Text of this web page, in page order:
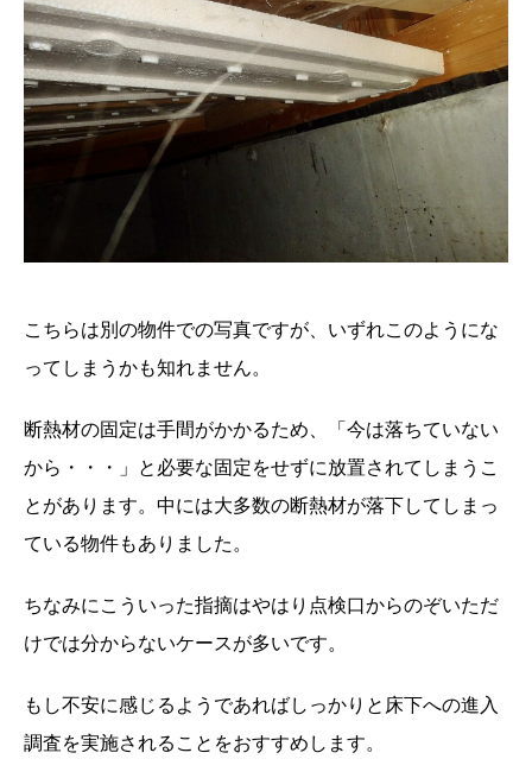
こちらは別の物件での写真ですが、いずれこのようにな
ってしまうかも知れません。
断熱材の固定は手間がかかるため、「今は落ちていない
から・・・」と必要な固定をせずに放置されてしまうこ
とがあります。中には大多数の断熱材が落下してしまっ
ている物件もありました。
ちなみにこういった指摘はやはり点検口からのぞいただ
けでは分からないケースが多いです。
もし不安に感じるようであればしっかりと床下への進入
調査を実施されることをおすすめします。